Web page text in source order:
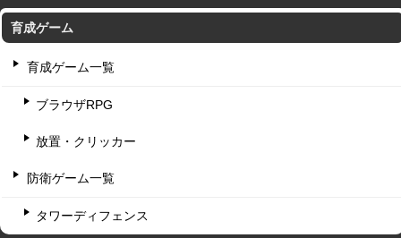
育成ゲーム
育成ゲーム一覧
ブラウザRPG
放置・クリッカー
防衛ゲーム一覧
タワーディフェンス